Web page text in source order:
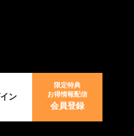
ン
限定特典
お得情報配信
会員登録